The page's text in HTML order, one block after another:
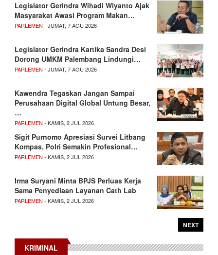
Legislator Gerindra Wihadi Wiyanto Ajak
Masyarakat Awasi Program Makan…
PARLEMEN - JUMAT, 7 AGU 2026
Legislator Gerindra Kartika Sandra Desi
Dorong UMKM Palembang Lindungi…
PARLEMEN - JUMAT, 7 AGU 2026
Kawendra Tegaskan Jangan Sampai
Perusahaan Digital Global Untung Besar,
…
PARLEMEN - KAMIS, 2 JUL 2026
Sigit Purnomo Apresiasi Survei Litbang
Kompas, Polri Semakin Profesional…
PARLEMEN - KAMIS, 2 JUL 2026
Irma Suryani Minta BPJS Perluas Kerja
Sama Penyediaan Layanan Cath Lab
PARLEMEN - KAMIS, 2 JUL 2026
NEXT
KRIMINAL